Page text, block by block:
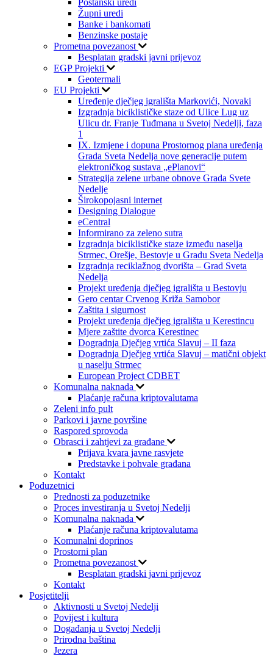
Župni uredi
Banke i bankomati
Benzinske postaje
Prometna povezanost
Besplatan gradski javni prijevoz
EGP Projekti
Geotermali
EU Projekti
Uređenje dječjeg igrališta Markovići, Novaki
Izgradnja biciklističke staze od Ulice Lug uz
Ulicu dr. Franje Tuđmana u Svetoj Nedelji, faza
1
IX. Izmjene i dopuna Prostornog plana uređenja
Grada Sveta Nedelja nove generacije putem
elektroničkog sustava „ePlanovi“
Strategija zelene urbane obnove Grada Svete
Nedelje
Širokopojasni internet
Designing Dialogue
eCentral
Informirano za zeleno sutra
Izgradnja biciklističke staze između naselja
Strmec, Orešje, Bestovje u Gradu Sveta Nedelja
Izgradnja reciklažnog dvorišta – Grad Sveta
Nedelja
Projekt uređenja dječjeg igrališta u Bestovju
Gero centar Crvenog Križa Samobor
Zaštita i sigurnost
Projekt uređenja dječjeg igrališta u Kerestincu
Mjere zaštite dvorca Kerestinec
Dogradnja Dječjeg vrtića Slavuj – II faza
Dogradnja Dječjeg vrtića Slavuj – matični objekt
u naselju Strmec
European Project CDBET
Komunalna naknada
Plaćanje računa kriptovalutama
Zeleni info pult
Parkovi i javne površine
Raspored sprovoda
Obrasci i zahtjevi za građane
Prijava kvara javne rasvjete
Predstavke i pohvale građana
Kontakt
Poduzetnici
Prednosti za poduzetnike
Proces investiranja u Svetoj Nedelji
Komunalna naknada
Plaćanje računa kriptovalutama
Komunalni doprinos
Prostorni plan
Prometna povezanost
Besplatan gradski javni prijevoz
Kontakt
Posjetitelji
Aktivnosti u Svetoj Nedelji
Povijest i kultura
Događanja u Svetoj Nedelji
Prirodna baština
Jezera